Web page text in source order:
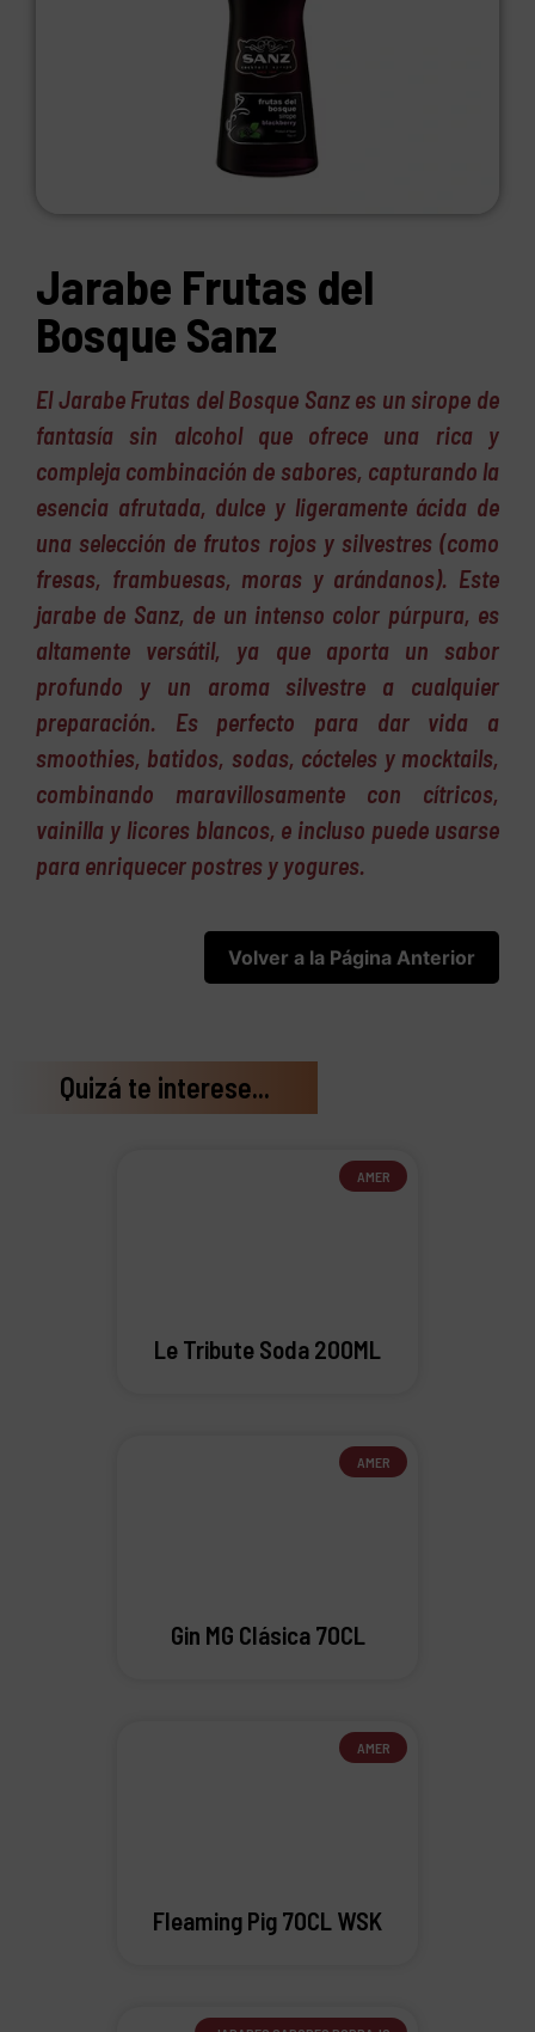
Jarabe Frutas del
Bosque Sanz
El Jarabe Frutas del Bosque Sanz es un sirope de
fantasía sin alcohol que ofrece una rica y
compleja combinación de sabores, capturando la
esencia afrutada, dulce y ligeramente ácida de
una selección de frutos rojos y silvestres (como
fresas, frambuesas, moras y arándanos). Este
jarabe de Sanz, de un intenso color púrpura, es
altamente versátil, ya que aporta un sabor
profundo y un aroma silvestre a cualquier
preparación. Es perfecto para dar vida a
smoothies, batidos, sodas, cócteles y mocktails,
combinando maravillosamente con cítricos,
vainilla y licores blancos, e incluso puede usarse
para enriquecer postres y yogures.
Quizá te interese...
AMER
Le Tribute Soda 200ML
AMER
Gin MG Clásica 70CL
AMER
Fleaming Pig 70CL WSK